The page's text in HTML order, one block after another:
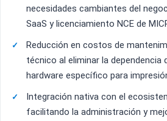
necesidades cambiantes del
SaaS y licenciamiento NCE de
Reducción en costos de
técnico al eliminar la dependencia
hardware específico para
Integración nativa con el
facilitando la administración y